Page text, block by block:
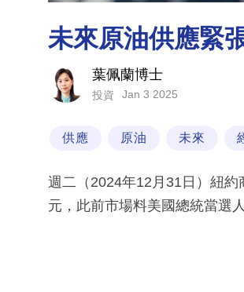
未來原油供應緊
葉佩蘭博士
投資 Jan 3 2025
供應 原油 未來
週二（2024年12月31日）紐
元，此前市場料美國總統當選